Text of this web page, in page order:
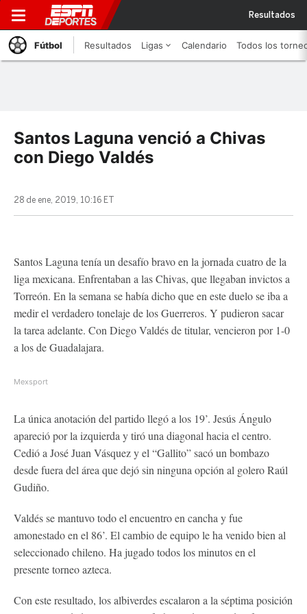
Resultados
Fútbol Resultados Ligas Calendario Todos los
Santos Laguna venció a Chivas
con Diego Valdés
28 de ene, 2019, 10:16 ET
Santos Laguna tenía un desafío bravo en la jornada cuatro de la
liga mexicana. Enfrentaban a las Chivas, que llegaban invictos a
Torreón. En la semana se había dicho que en este duelo se iba a
medir el verdadero tonelaje de los Guerreros. Y pudieron sacar
la tarea adelante. Con Diego Valdés de titular, vencieron por 1-0
a los de Guadalajara.
Mexsport
La única anotación del partido llegó a los 19’. Jesús Ángulo
apareció por la izquierda y tiró una diagonal hacia el centro.
Cedió a José Juan Vásquez y el “Gallito” sacó un bombazo
desde fuera del área que dejó sin ninguna opción al golero Raúl
Gudiño.
Valdés se mantuvo todo el encuentro en cancha y fue
amonestado en el 86’. El cambio de equipo le ha venido bien al
seleccionado chileno. Ha jugado todos los minutos en el
presente torneo azteca.
Con este resultado, los albiverdes escalaron a la séptima posición